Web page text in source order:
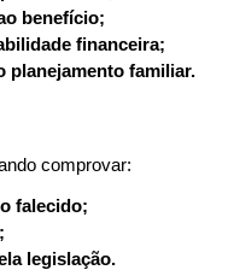
benefício;
financeira;
planejamento familiar.
comprovar:
falecido;
legislação.